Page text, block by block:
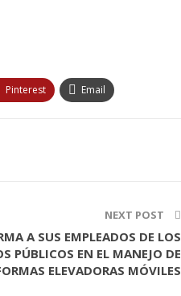
Pinterest Email
NEXT POST
A SUS EMPLEADOS DE LOS
PÚBLICOS EN EL MANEJO DE
ELEVADORAS MÓVILES